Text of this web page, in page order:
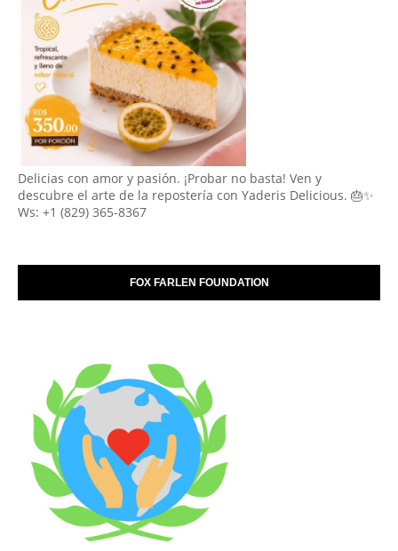
Delicias con amor y pasión. ¡Probar no basta! Ven y
descubre el arte de la repostería con Yaderis Delicious. 🎂✨
Ws: +1 (829) 365-8367
FOX FARLEN FOUNDATION